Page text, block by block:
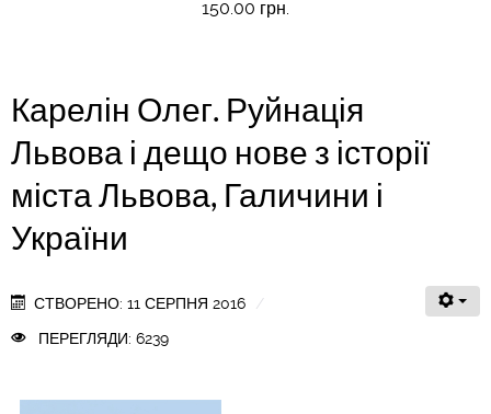
150.00 грн.
Карелін Олег. Руйнація
Львова і дещо нове з історії
міста Львова, Галичини і
України
СТВОРЕНО: 11 СЕРПНЯ 2016
ПЕРЕГЛЯДИ: 6239